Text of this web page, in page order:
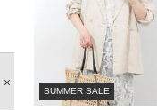
SUMMER SALE